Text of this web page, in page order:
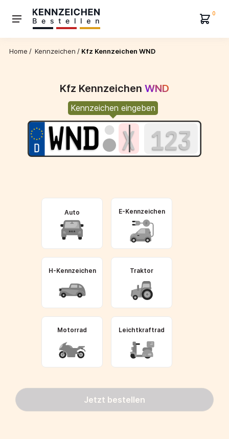
0
Home / Kennzeichen / Kfz Kennzeichen WND
Kfz Kennzeichen WND
Kennzeichen eingeben
Auto E-Kennzeichen
H-Kennzeichen Traktor
Motorrad Leichtkraftrad
Jetzt bestellen